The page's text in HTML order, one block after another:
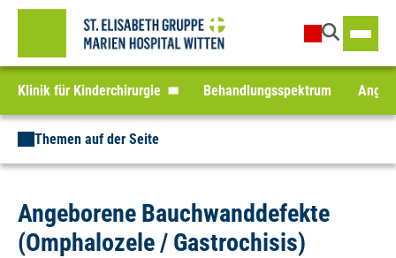
Klinik für Kinderchirurgie Behandlungsspektrum
Themen auf der Seite
Angeborene Bauchwanddefekte
(Omphalozele / Gastrochisis)